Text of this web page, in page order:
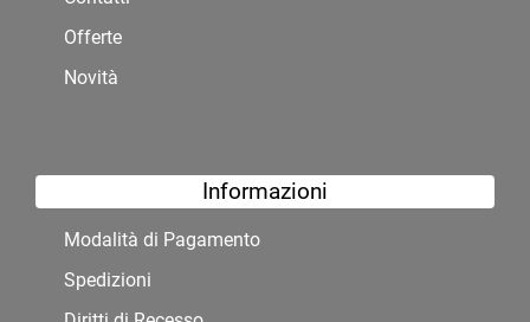
Offerte
Novità
Informazioni
Modalità di Pagamento
Spedizioni